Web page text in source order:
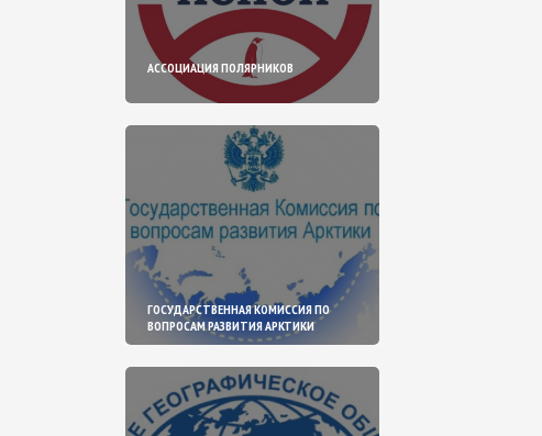
АССОЦИАЦИЯ ПОЛЯРНИКОВ
ГОСУДАРСТВЕННАЯ КОМИССИЯ ПО
ВОПРОСАМ РАЗВИТИЯ АРКТИКИ